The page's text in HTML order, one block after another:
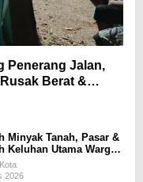
Penerang Jalan,
Berat &
Minyak Tanah, Pasar &
Keluhan Utama Warga
2026